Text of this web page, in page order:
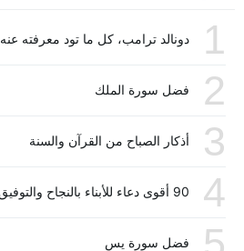
1 دونالد ترامب، كل ما تود معرفته عنه
2 فضل سورة الملك
3 أذكار الصباح من القرآن والسنة
4 90 أقوى دعاء للأبناء بالنجاح والتوفيق
فضل سورة يس